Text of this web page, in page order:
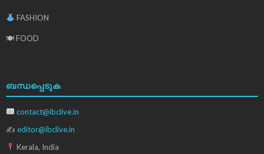
FASHION
🍽 FOOD
ബന്ധപ്പെടുക
contact@ibclive.in
✍ editor@ibclive.in
Kerala, India